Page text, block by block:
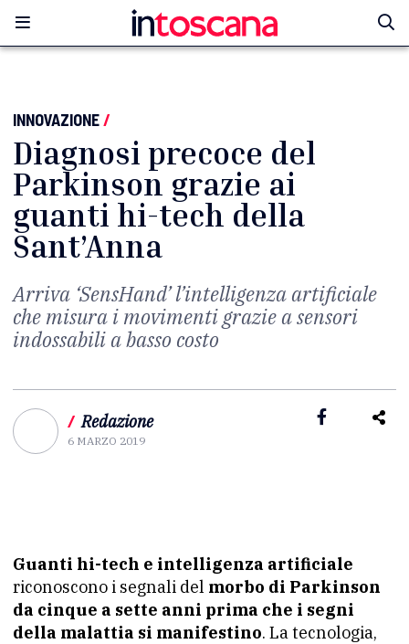
INNOVAZIONE/
Diagnosi precoce del
Parkinson grazie ai
guanti hi-tech della
Sant’Anna
Arriva ‘SensHand’ l’intelligenza artificiale
che misura i movimenti grazie a sensori
indossabili a basso costo
/ Redazione
6 MARZO 2019
Guanti hi-tech e intelligenza artificiale
riconoscono i segnali del morbo di Parkinson
da cinque a sette anni prima che i segni
della malattia si manifestino. La tecnologia,